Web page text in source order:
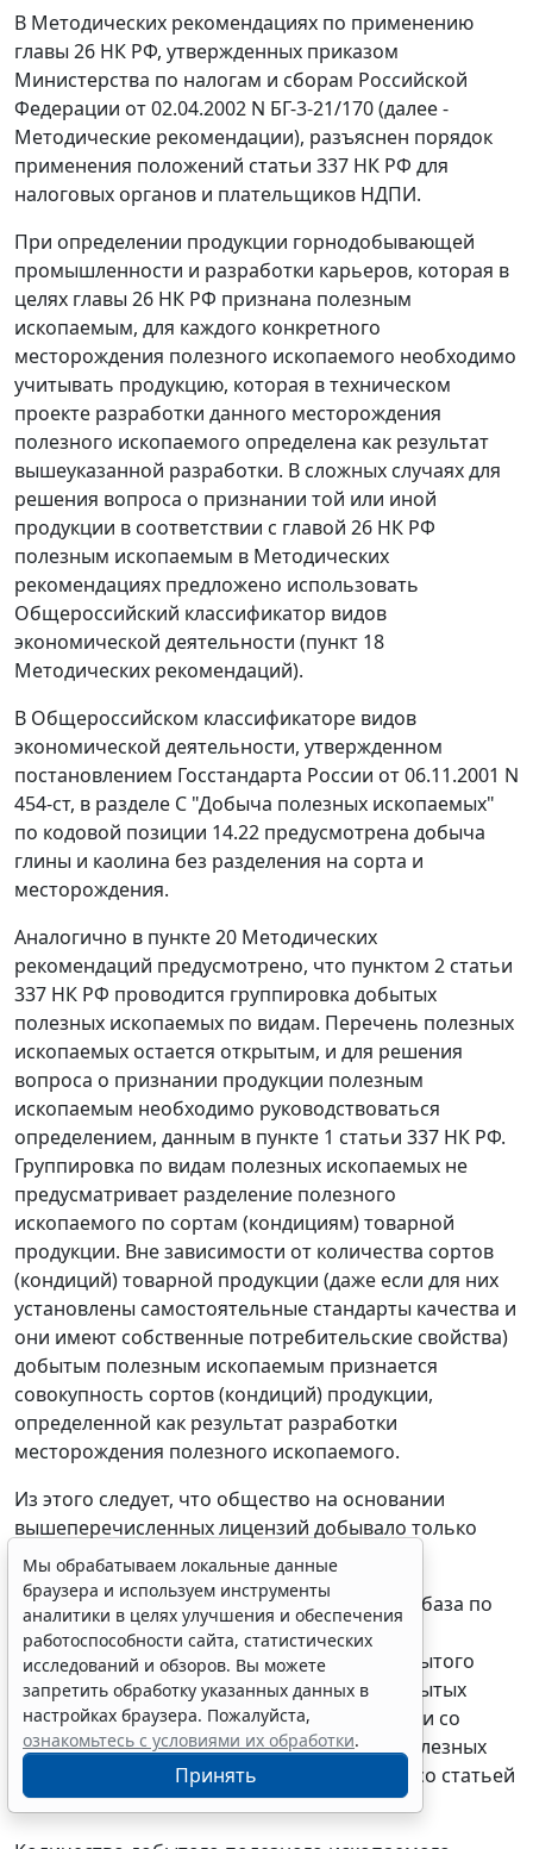
В Методических рекомендациях по применению
главы 26 НК РФ, утвержденных приказом
Министерства по налогам и сборам Российской
Федерации от 02.04.2002 N БГ-3-21/170 (далее -
Методические рекомендации), разъяснен порядок
применения положений статьи 337 НК РФ для
налоговых органов и плательщиков НДПИ.
При определении продукции горнодобывающей
промышленности и разработки карьеров, которая в
целях главы 26 НК РФ признана полезным
ископаемым, для каждого конкретного
месторождения полезного ископаемого необходимо
учитывать продукцию, которая в техническом
проекте разработки данного месторождения
полезного ископаемого определена как результат
вышеуказанной разработки. В сложных случаях для
решения вопроса о признании той или иной
продукции в соответствии с главой 26 НК РФ
полезным ископаемым в Методических
рекомендациях предложено использовать
Общероссийский классификатор видов
экономической деятельности (пункт 18
Методических рекомендаций).
В Общероссийском классификаторе видов
экономической деятельности, утвержденном
постановлением Госстандарта России от 06.11.2001 N
454-ст, в разделе С "Добыча полезных ископаемых"
по кодовой позиции 14.22 предусмотрена добыча
глины и каолина без разделения на сорта и
месторождения.
Аналогично в пункте 20 Методических
рекомендаций предусмотрено, что пунктом 2 статьи
337 НК РФ проводится группировка добытых
полезных ископаемых по видам. Перечень полезных
ископаемых остается открытым, и для решения
вопроса о признании продукции полезным
ископаемым необходимо руководствоваться
определением, данным в пункте 1 статьи 337 НК РФ.
Группировка по видам полезных ископаемых не
предусматривает разделение полезного
ископаемого по сортам (кондициям) товарной
продукции. Вне зависимости от количества сортов
(кондиций) товарной продукции (даже если для них
установлены самостоятельные стандарты качества и
они имеют собственные потребительские свойства)
добытым полезным ископаемым признается
совокупность сортов (кондиций) продукции,
определенной как результат разработки
месторождения полезного ископаемого.
Из этого следует, что общество на основании
вышеперечисленных лицензий добывало только
один вид полезного ископаемого - каолин.
Встатье 338НК РФ указано, что налоговая база по
НДПИ определяется налогоплательщиком
самостоятельно в отношении каждого добытого
полезного ископаемого как стоимость добытых
полезных ископаемых сырья в соответствии со
статьей 340НК РФ, количество добытых полезных
ископаемых определяется в соответствии со статьей
339НК РФ.
Мы обрабатываем локальные данные
браузера и используем инструменты
аналитики в целях улучшения и обеспечения
работоспособности сайта, статистических
исследований и обзоров. Вы можете
запретить обработку указанных данных в
настройках браузера. Пожалуйста,
ознакомьтесь с условиями их обработки.
Принять